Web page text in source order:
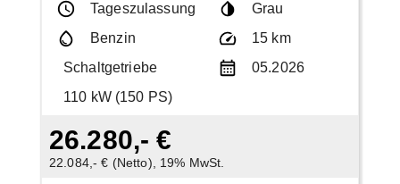
Tageszulassung
Grau
Benzin
15 km
Schaltgetriebe
05.2026
110 kW (150 PS)
26.280,- €
22.084,- € (Netto), 19% MwSt.